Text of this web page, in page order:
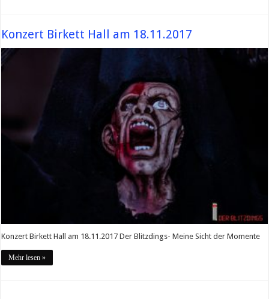
Konzert Birkett Hall am 18.11.2017
Konzert Birkett Hall am 18.11.2017 Der Blitzdings- Meine Sicht der Momente
Mehr lesen »